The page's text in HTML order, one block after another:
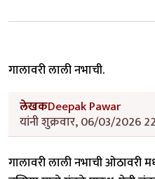
गालावरी लाली नभाची.
लेखकDeepak Pawar
यांनी शुक्रवार, 06/03/2026
गालावरी लाली नभाची